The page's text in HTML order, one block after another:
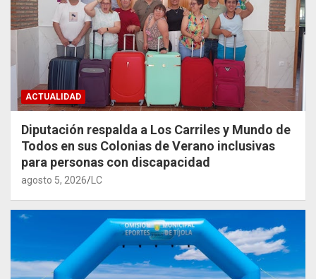
ACTUALIDAD
Diputación respalda a Los Carriles y Mundo de
Todos en sus Colonias de Verano inclusivas
para personas con discapacidad
agosto 5, 2026 LC